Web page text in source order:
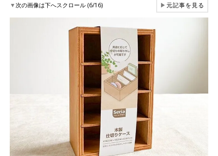
▼次の画像は下へスクロール (6/16) ▶元記事を見る